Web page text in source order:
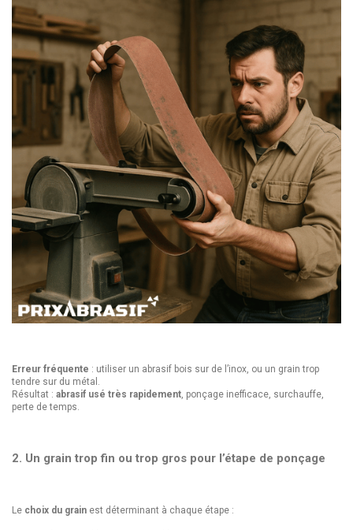
Erreur fréquente : utiliser un abrasif bois sur de l’inox, ou un grain trop
tendre sur du métal.
Résultat : abrasif usé très rapidement, ponçage inefficace, surchauffe,
perte de temps.
2. Un grain trop fin ou trop gros pour l’étape de ponçage
Le choix du grain est déterminant à chaque étape :